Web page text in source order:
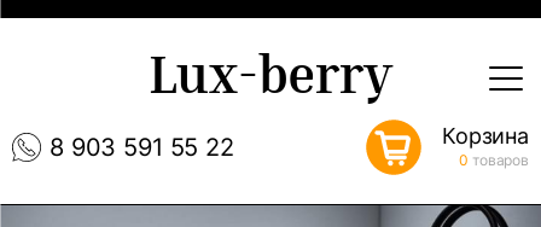
8 903 591 55 22
Lux-berry
Корзина
0 товаров